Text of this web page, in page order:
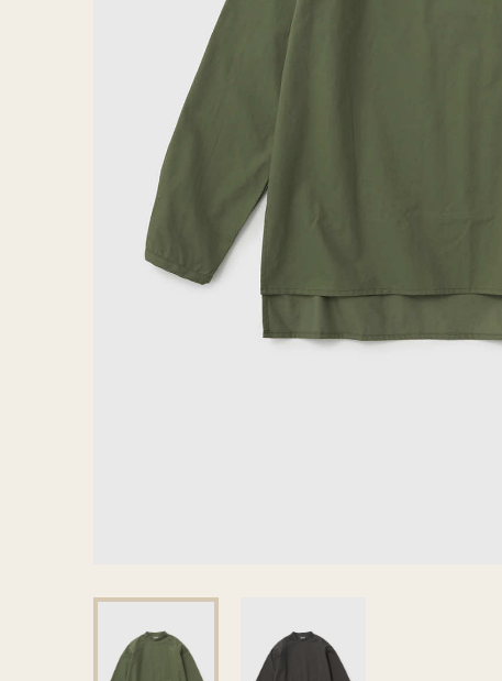
PLAIN
プレーン